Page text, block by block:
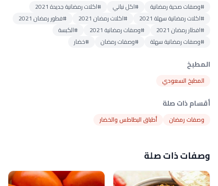
#وصفات صحية رمضانية #اكل نباتي
#اكلات رمضانية جديدة 2021
#اكلات رمضانية سهلة 2021
#اكلات رمضان 2021
#فطور رمضان 2021
#افطار رمضان 2021
#وصفات رمضانية 2021
#الكبسة
#وصفات رمضانية سهلة
#وصفات رمضان #خضار
المطبخ
المطبخ السعودي
أقسام ذات صلة
وصفات رمضان أطباق البطاطس والخضار
وصفات ذات صلة